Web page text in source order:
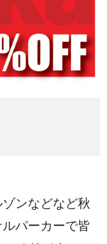
ンなどなど秋
パーカーで皆